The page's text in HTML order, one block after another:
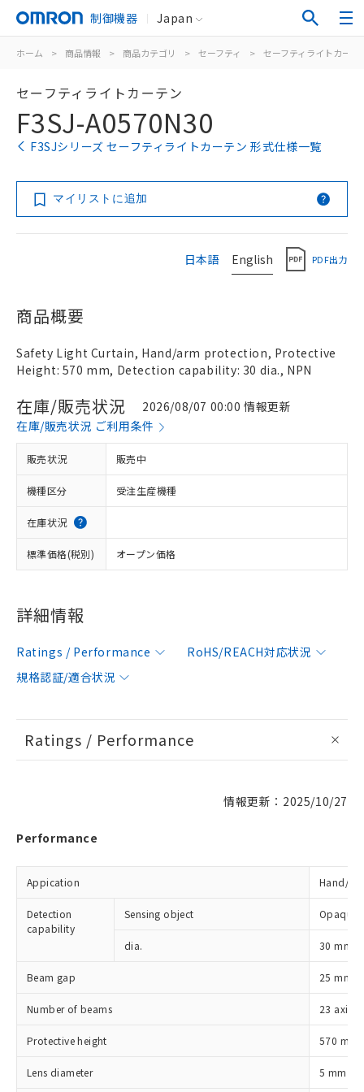
制御機器 Japan
ホーム > 商品情報 > 商品カテゴリ > セーフティ > セーフティライトカー
セーフティライトカーテン
F3SJ-A0570N30
F3SJシリーズ セーフティライトカーテン 形式仕様一覧
マイリストに追加
日本語 English PDF出力
商品概要
Safety Light Curtain, Hand/arm protection, Protective
Height: 570 mm, Detection capability: 30 dia., NPN
在庫/販売状況
2026/08/07 00:00 情報更新
在庫/販売状況 ご利用条件
販売状況 販売中
機種区分 受注生産機種
在庫状況
標準価格(税別) オープン価格
詳細情報
Ratings / Performance
RoHS/REACH対応状況
規格認証/適合状況
Ratings / Performance
情報更新：2025/10/27
Performance
Appication Hand/
Detection
capability
Sensing object Opaque
dia. 30 mm
Beam gap 25 mm
Number of beams 23 axis
Protective height 570 mm
Lens diameter 5 mm